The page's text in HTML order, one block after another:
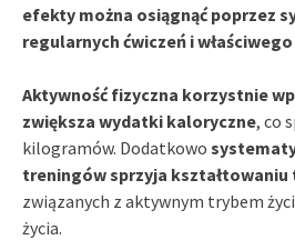
efekty można osiągnąć poprzez
regularnych ćwiczeń i
Aktywność fizyczna korzystnie
zwiększa wydatki kaloryczne, co
kilogramów. Dodatkowo
treningów sprzyja kształtowaniu
związanych z aktywnym trybem
życia.